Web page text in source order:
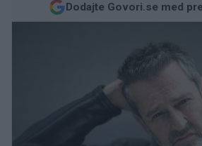
Dodajte Govori.se med